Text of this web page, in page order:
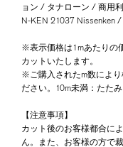
ョン / タナローン / 商用
N-KEN 21037 Nissenken /
※表示価格は1mあたりの
カットいたします。
※ご購入されたm数によ
ださい。10m未満：たた
【注意事項】
カット後のお客様都合に
ん。また、お客様の方で